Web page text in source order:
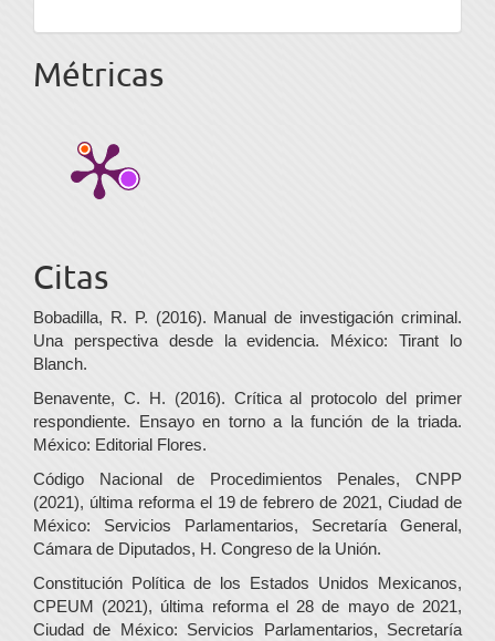
Métricas
Citas
Bobadilla, R. P. (2016). Manual de investigación criminal.
Una perspectiva desde la evidencia. México: Tirant lo
Blanch.
Benavente, C. H. (2016). Crítica al protocolo del primer
respondiente. Ensayo en torno a la función de la triada.
México: Editorial Flores.
Código Nacional de Procedimientos Penales, CNPP
(2021), última reforma el 19 de febrero de 2021, Ciudad de
México: Servicios Parlamentarios, Secretaría General,
Cámara de Diputados, H. Congreso de la Unión.
Constitución Política de los Estados Unidos Mexicanos,
CPEUM (2021), última reforma el 28 de mayo de 2021,
Ciudad de México: Servicios Parlamentarios, Secretaría